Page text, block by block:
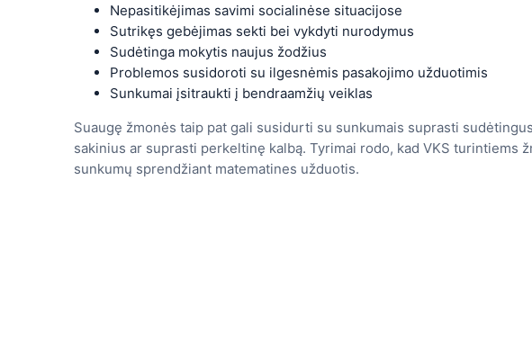
Nepasitikėjimas savimi socialinėse situacijose
Sutrikęs gebėjimas sekti bei vykdyti nurodymus
Sudėtinga mokytis naujus žodžius
Problemos susidoroti su ilgesnėmis pasakojimo užduotimis
Sunkumai įsitraukti į bendraamžių veiklas
Suaugę žmonės taip pat gali susidurti su sunkumais suprasti
sakinius ar suprasti perkeltinę kalbą. Tyrimai rodo, kad VKS turintiems
sunkumų sprendžiant matematines užduotis.